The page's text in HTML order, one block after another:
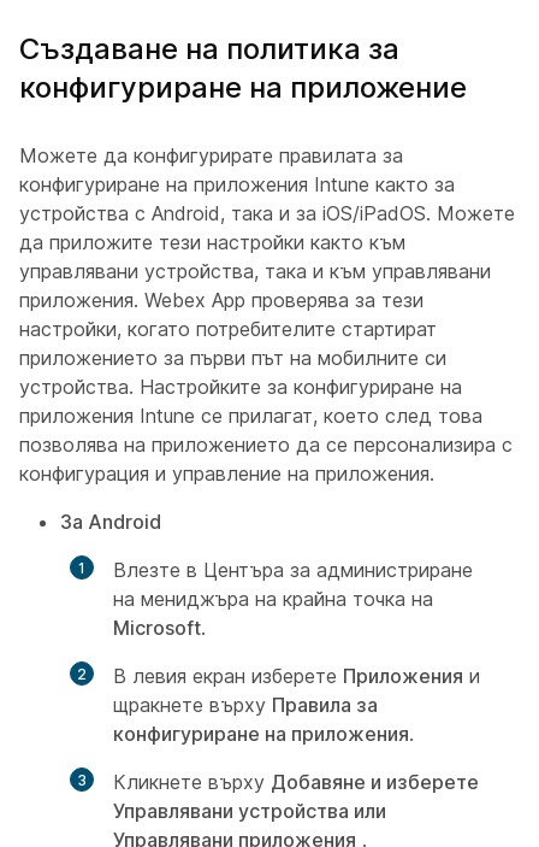
Създаване на политика за
конфигуриране на приложение
Можете да конфигурирате правилата за
конфигуриране на приложения Intune както за
устройства с Android, така и за iOS/iPadOS. Можете
да приложите тези настройки както към
управлявани устройства, така и към управлявани
приложения. Webex App проверява за тези
настройки, когато потребителите стартират
приложението за първи път на мобилните си
устройства. Настройките за конфигуриране на
приложения Intune се прилагат, което след това
позволява на приложението да се персонализира с
конфигурация и управление на приложения.
За Android
Влезте в Центъра за администриране
на мениджъра на крайна точка на
Microsoft.
В левия екран изберете Приложения и
щракнете върху Правила за
конфигуриране на приложения.
Кликнете върху Добавяне и изберете
Управлявани устройства или
Управлявани приложения .